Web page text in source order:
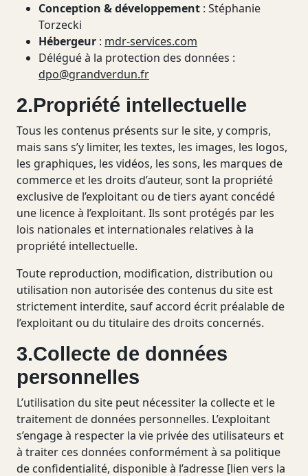
Conception & développement : Stéphanie
Torzecki
Hébergeur : mdr-services.com
Délégué à la protection des données :
dpo@grandverdun.fr
2.Propriété intellectuelle
Tous les contenus présents sur le site, y compris,
mais sans s’y limiter, les textes, les images, les logos,
les graphiques, les vidéos, les sons, les marques de
commerce et les droits d’auteur, sont la propriété
exclusive de l’exploitant ou de tiers ayant concédé
une licence à l’exploitant. Ils sont protégés par les
lois nationales et internationales relatives à la
propriété intellectuelle.
Toute reproduction, modification, distribution ou
utilisation non autorisée des contenus du site est
strictement interdite, sauf accord écrit préalable de
l’exploitant ou du titulaire des droits concernés.
3.Collecte de données
personnelles
L’utilisation du site peut nécessiter la collecte et le
traitement de données personnelles. L’exploitant
s’engage à respecter la vie privée des utilisateurs et
à traiter ces données conformément à sa politique
de confidentialité, disponible à l’adresse [lien vers la